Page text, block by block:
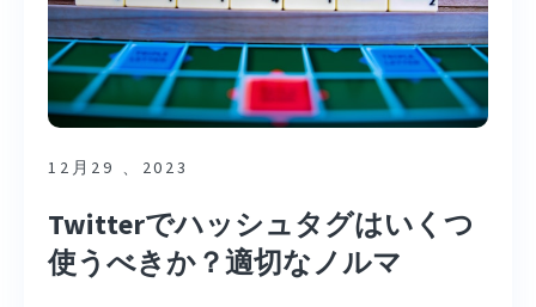
12月29 、2023
Twitterでハッシュタグはいくつ
使うべきか？適切なノルマ